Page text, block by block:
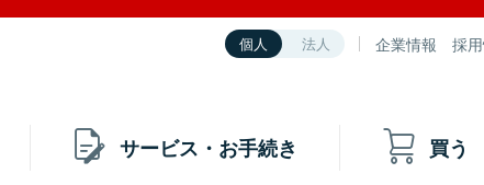
個人 法人 企業情報 採
サービス・お手続き 買う